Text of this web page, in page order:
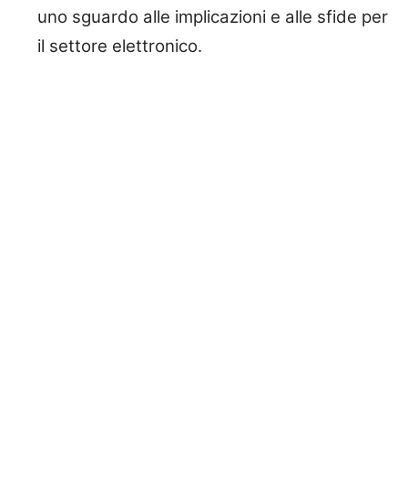
uno sguardo alle implicazioni e alle sfide per
il settore elettronico.